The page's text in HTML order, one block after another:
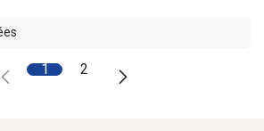
1 2